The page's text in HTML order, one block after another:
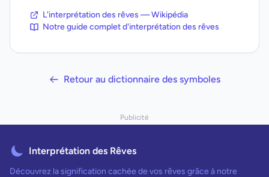
L'interprétation des rêves — Wikipédia
Notre guide complet d'interprétation des rêves
Retour au dictionnaire des symboles
Publicité
Interprétation des Rêves
Découvrez la signification cachée de vos rêves grâce à notre